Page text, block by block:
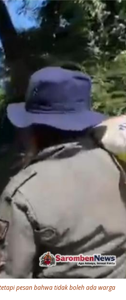
pesan bahwa tidak boleh ada warga